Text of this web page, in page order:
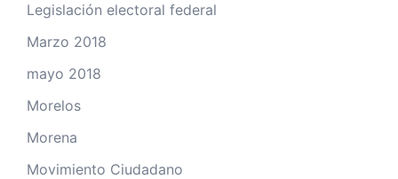
Legislación electoral federal
Marzo 2018
mayo 2018
Morelos
Morena
Movimiento Ciudadano